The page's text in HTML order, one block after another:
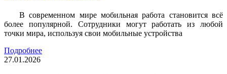
В современном мире мобильная работа становится всё
более популярной. Сотрудники могут работать из любой
точки мира, используя свои мобильные устройства
Подробнее
27.01.2026